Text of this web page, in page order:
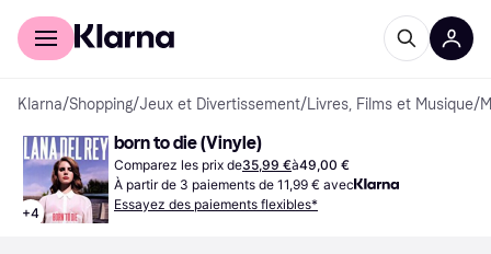
Acheter avec Klarna
Klarna/Shopping/Jeux et Divertissement/Livres, Films et Musique/
+4
born to die (Vinyle)
Comparez les prix de35,99 €à49,00 €
À partir de 3 paiements de 11,99 € avec
Essayez des paiements flexibles*